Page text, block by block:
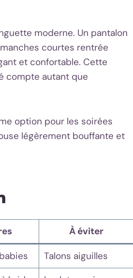
moderne. Un pantalon
courtes rentrée
et confortable. Cette
compte autant que
option pour les soirées
légèrement bouffante et
À éviter
Talons aiguilles